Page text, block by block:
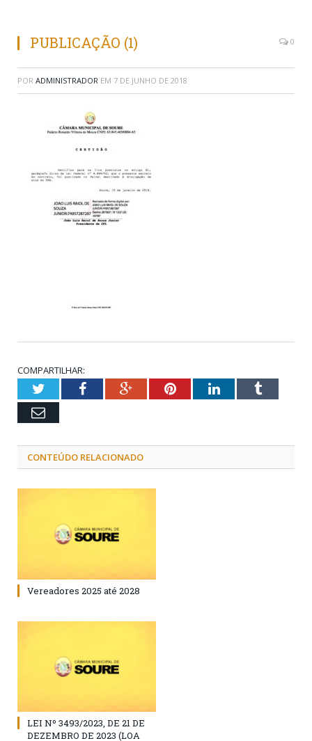
PUBLICAÇÃO (1) 0
POR ADMINISTRADOR EM 7 DE JUNHO DE 2018
COMPARTILHAR:
TwitterFacebookGoogle+PinterestLinkedInTumblr
Email
CONTEÚDO RELACIONADO
Vereadores 2025 até 2028
LEI Nº 3493/2023, DE 21 DE
DEZEMBRO DE 2023 (LOA